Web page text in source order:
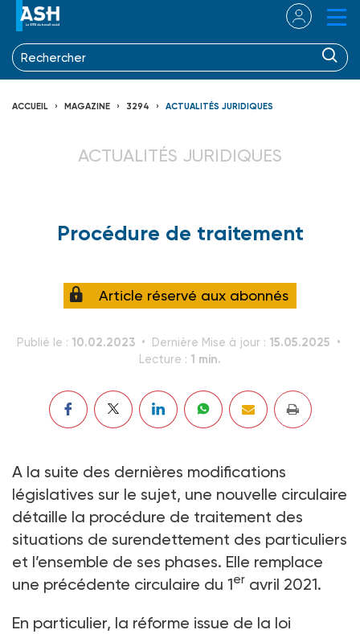
ACCUEIL MAGAZINE 3294 ACTUALITÉS JURIDIQUES
ACTUALITÉS JURIDIQUES
Procédure de traitement
Article réservé aux abonnés
Publié le : 10.02.2023 Dernière Mise à jour : 15.05.2025
Lecture : 1 min.
A la suite des dernières modifications
législatives sur le sujet, une nouvelle circulaire
détaille la procédure de traitement des
situations de surendettement des particuliers
et l’ensemble de ses phases. Elle remplace
une précédente circulaire du 1er avril 2021.
En particulier, la réforme issue de la loi